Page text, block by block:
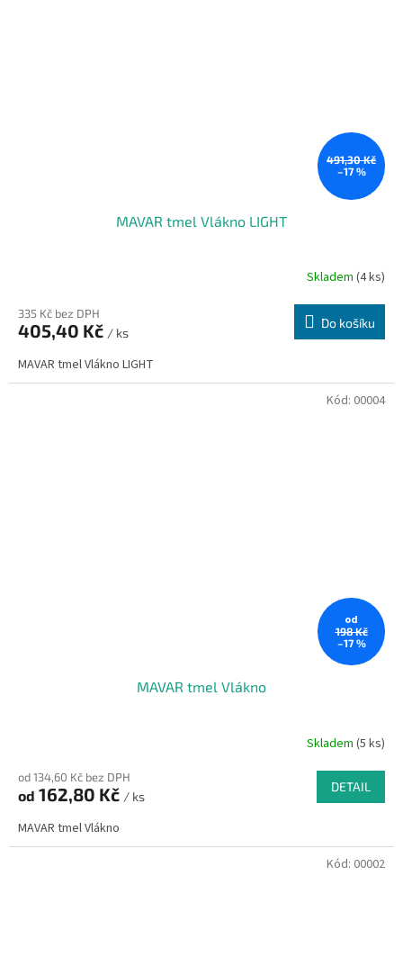
491,30 Kč
–17 %
MAVAR tmel Vlákno LIGHT
Skladem (4 ks)
335 Kč bez DPH
405,40 Kč / ks
Do košíku
MAVAR tmel Vlákno LIGHT
od
198 Kč
–17 %
MAVAR tmel Vlákno
Skladem (5 ks)
od 134,60 Kč bez DPH
od 162,80 Kč / ks
DETAIL
MAVAR tmel Vlákno
Kód: 00004
Kód: 00002